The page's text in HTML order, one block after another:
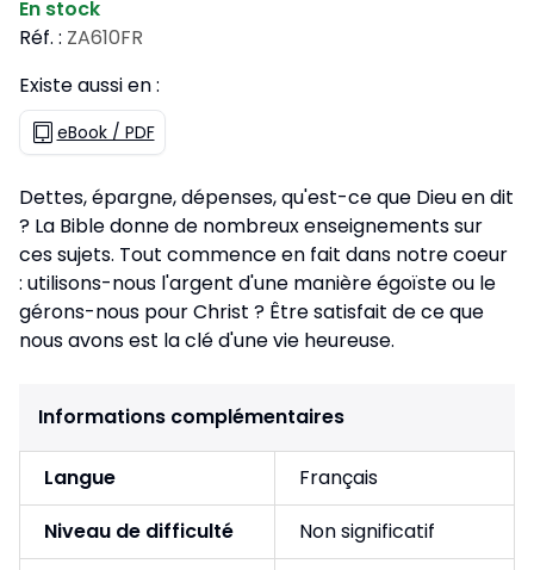
En stock
Réf. : ZA610FR
Existe aussi en :
eBook / PDF
Dettes, épargne, dépenses, qu'est-ce que Dieu en dit
? La Bible donne de nombreux enseignements sur
ces sujets. Tout commence en fait dans notre coeur
: utilisons-nous l'argent d'une manière égoïste ou le
gérons-nous pour Christ ? Être satisfait de ce que
nous avons est la clé d'une vie heureuse.
Informations complémentaires
Langue
Français
Niveau de difficulté
Non significatif